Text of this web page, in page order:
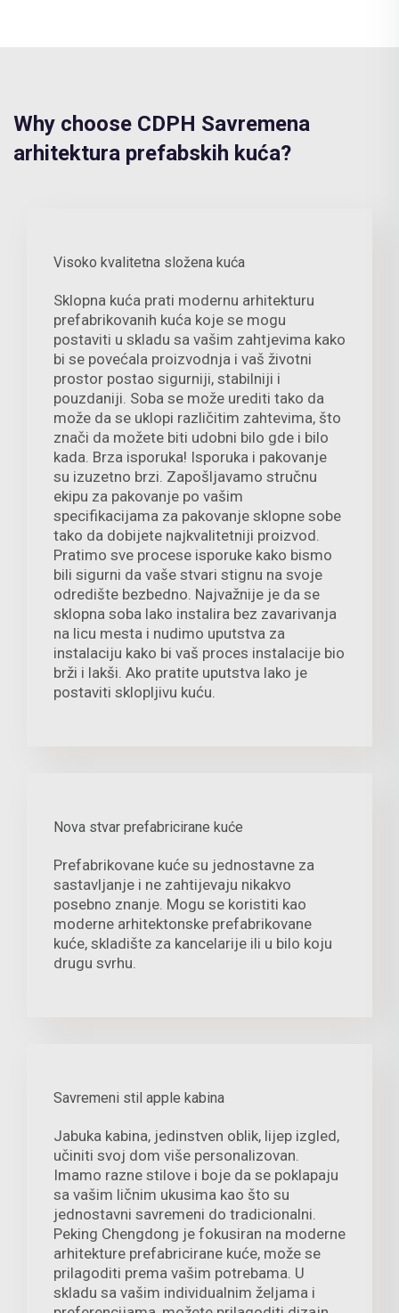
Why choose CDPH Savremena
arhitektura prefabskih kuća?
Visoko kvalitetna složena kuća
Sklopna kuća prati modernu arhitekturu
prefabrikovanih kuća koje se mogu
postaviti u skladu sa vašim zahtjevima kako
bi se povećala proizvodnja i vaš životni
prostor postao sigurniji, stabilniji i
pouzdaniji. Soba se može urediti tako da
može da se uklopi različitim zahtevima, što
znači da možete biti udobni bilo gde i bilo
kada. Brza isporuka! Isporuka i pakovanje
su izuzetno brzi. Zapošljavamo stručnu
ekipu za pakovanje po vašim
specifikacijama za pakovanje sklopne sobe
tako da dobijete najkvalitetniji proizvod.
Pratimo sve procese isporuke kako bismo
bili sigurni da vaše stvari stignu na svoje
odredište bezbedno. Najvažnije je da se
sklopna soba lako instalira bez zavarivanja
na licu mesta i nudimo uputstva za
instalaciju kako bi vaš proces instalacije bio
brži i lakši. Ako pratite uputstva lako je
postaviti sklopljivu kuću.
Nova stvar prefabricirane kuće
Prefabrikovane kuće su jednostavne za
sastavljanje i ne zahtijevaju nikakvo
posebno znanje. Mogu se koristiti kao
moderne arhitektonske prefabrikovane
kuće, skladište za kancelarije ili u bilo koju
drugu svrhu.
Savremeni stil apple kabina
Jabuka kabina, jedinstven oblik, lijep izgled,
učiniti svoj dom više personalizovan.
Imamo razne stilove i boje da se poklapaju
sa vašim ličnim ukusima kao što su
jednostavni savremeni do tradicionalni.
Peking Chengdong je fokusiran na moderne
arhitekture prefabricirane kuće, može se
prilagoditi prema vašim potrebama. U
skladu sa vašim individualnim željama i